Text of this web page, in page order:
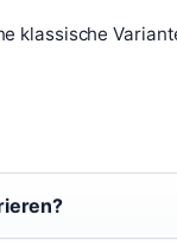
klassische